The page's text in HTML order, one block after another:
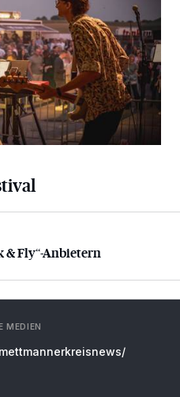
Fly“-Anbietern
& Fly“-Anbietern
MEDIEN